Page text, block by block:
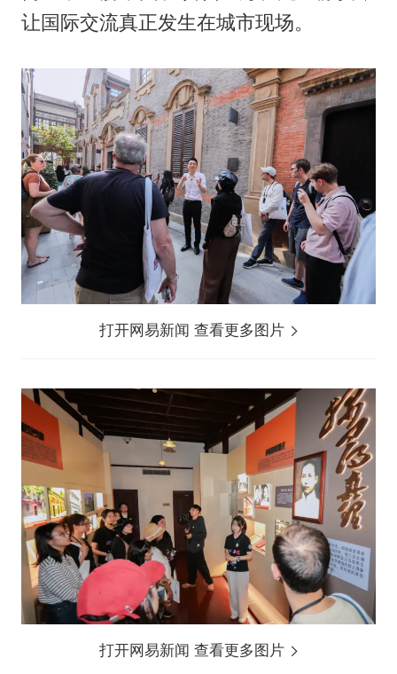
让国际交流真正发生在城市现场。
打开网易新闻 查看更多图片
打开网易新闻 查看更多图片